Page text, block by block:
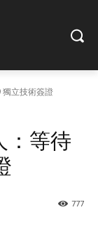
立技術簽證
：等待
777